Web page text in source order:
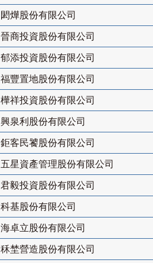
閎燁股份有限公司
晉商投資股份有限公司
郁添投資股份有限公司
福豐置地股份有限公司
樺祥投資股份有限公司
興泉利股份有限公司
鉅客民饕股份有限公司
五星資產管理股份有限公司
君毅投資股份有限公司
科基股份有限公司
海卓立股份有限公司
秝埜營造股份有限公司